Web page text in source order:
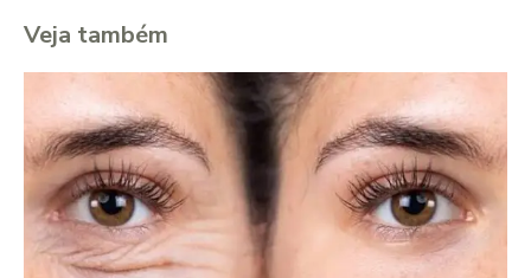
Veja também